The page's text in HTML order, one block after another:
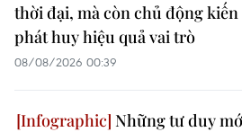
thời đại, mà còn chủ động kiến
phát huy hiệu quả vai trò
08/08/2026 00:39
Những tư duy